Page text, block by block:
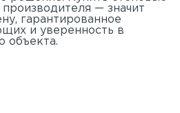
— значит
гарантированное
и уверенность в
объекта.